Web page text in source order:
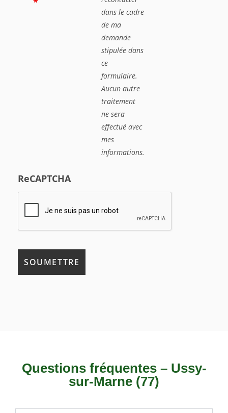
dans le cadre
de ma
demande
stipulée dans
ce
formulaire.
Aucun autre
traitement
ne sera
effectué avec
mes
informations.
ReCAPTCHA
Questions fréquentes – Ussy-
sur-Marne (77)